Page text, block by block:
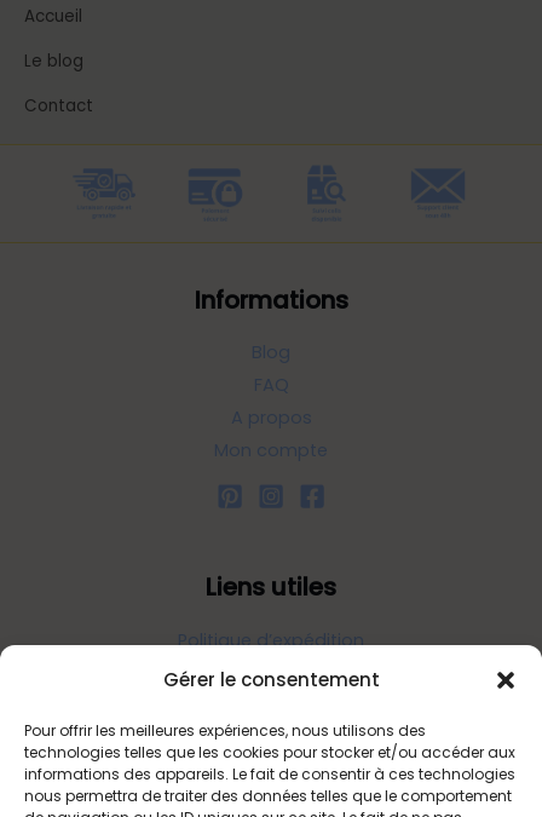
Gérer le consentement
Pour offrir les meilleures expériences, nous utilisons des
technologies telles que les cookies pour stocker et/ou accéder aux
informations des appareils. Le fait de consentir à ces technologies
nous permettra de traiter des données telles que le comportement
Accueil
Le blog
Contact
Informations
Blog
FAQ
A propos
Mon compte
Liens utiles
Politique d’expédition
Politique de confidentialité
Conditions générales de vente et d’utilisation